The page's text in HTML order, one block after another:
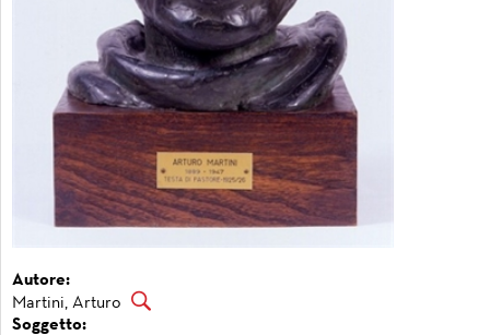
Autore:
Martini, Arturo
Soggetto: